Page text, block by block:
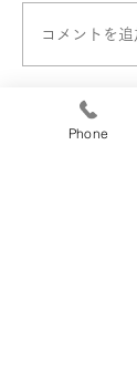
【導入
ホーム
コメントを追
Phone